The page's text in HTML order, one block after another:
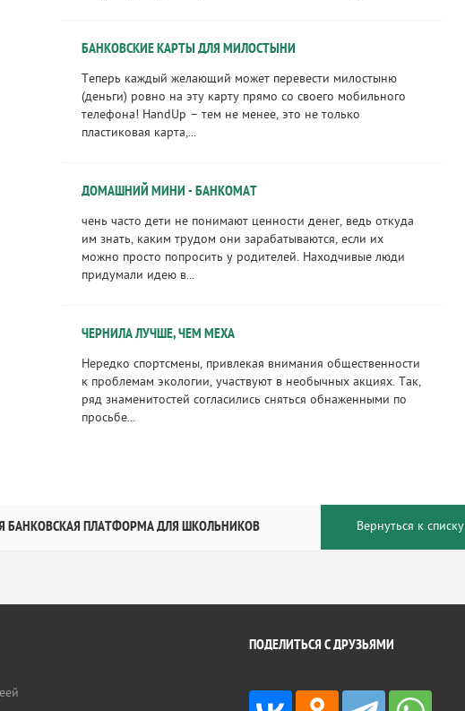
БАНКОВСКИЕ КАРТЫ ДЛЯ МИЛОСТЫНИ
Теперь каждый желающий может перевести милостыню
(деньги) ровно на эту карту прямо со своего мобильного
телефона! HandUp – тем не менее, это не только
пластиковая карта,...
ДОМАШНИЙ МИНИ - БАНКОМАТ
чень часто дети не понимают ценности денег, ведь откуда
им знать, каким трудом они зарабатываются, если их
можно просто попросить у родителей. Находчивые люди
придумали идею в...
ЧЕРНИЛА ЛУЧШЕ, ЧЕМ МЕХА
Нередко спортсмены, привлекая внимания общественности
к проблемам экологии, участвуют в необычных акциях. Так,
ряд знаменитостей согласились сняться обнаженными по
просьбе...
БАНКОВСКАЯ ПЛАТФОРМА ДЛЯ ШКОЛЬНИКОВ Вернуться к списку
ПОДЕЛИТЬСЯ С ДРУЗЬЯМИ